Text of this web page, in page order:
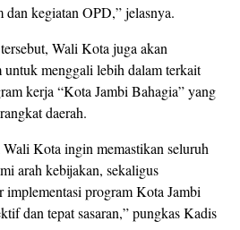
dan kegiatan OPD,” jelasnya.
Wali Kota juga akan
untuk menggali lebih dalam terkait
kerja “Kota Jambi Bahagia” yang
daerah.
Kota ingin memastikan seluruh
arah kebijakan, sekaligus
implementasi program Kota Jambi
dan tepat sasaran,” pungkas Kadis